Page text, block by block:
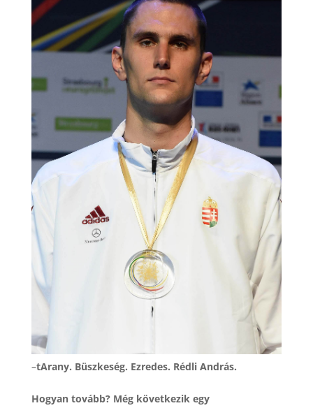
–tArany. Büszkeség. Ezredes. Rédli András.
Hogyan tovább? Még következik egy